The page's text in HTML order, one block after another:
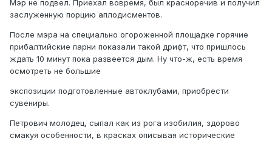
Мэр не подвел. Приехал вовремя, был красноречив и получил
заслуженную порцию аплодисментов.
После мэра на специально огороженной площадке горячие
прибалтийские парни показали такой дрифт, что пришлось
ждать 10 минут пока развеется дым. Ну что-ж, есть время
осмотреть не большие
экспозиции подготовленные автоклубами, приобрести
сувениры.
Петрович молодец, сыпал как из рога изобилия, здорово
смакуя особенности, в красках описывая исторические